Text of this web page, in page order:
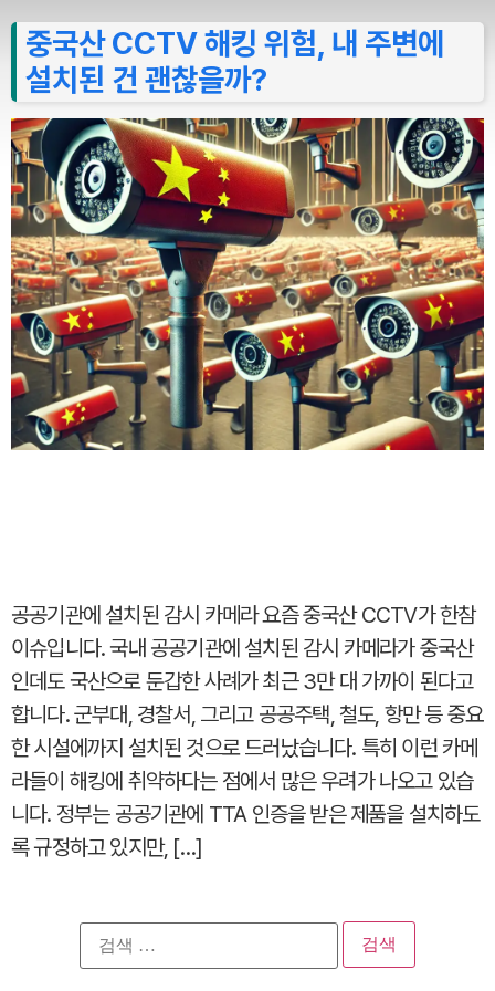
중국산 CCTV 해킹 위험, 내 주변에
설치된 건 괜찮을까?
공공기관에 설치된 감시 카메라 요즘 중국산 CCTV가 한참
이슈입니다. 국내 공공기관에 설치된 감시 카메라가 중국산
인데도 국산으로 둔갑한 사례가 최근 3만 대 가까이 된다고
합니다. 군부대, 경찰서, 그리고 공공주택, 철도, 항만 등 중요
한 시설에까지 설치된 것으로 드러났습니다. 특히 이런 카메
라들이 해킹에 취약하다는 점에서 많은 우려가 나오고 있습
니다. 정부는 공공기관에 TTA 인증을 받은 제품을 설치하도
록 규정하고 있지만, […]
검
색: